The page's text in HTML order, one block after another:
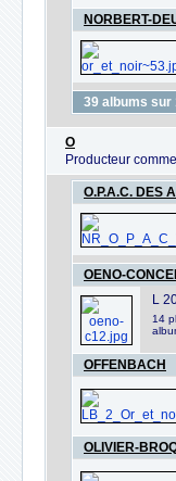
NORBERT-
39 albums sur
O
Producteur
O.P.A.C. DES
OENO-
L
14
OFFENBACH
OLIVIER-